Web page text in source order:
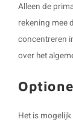
Alleen de
rekening mee
concentreren
over het
Het is